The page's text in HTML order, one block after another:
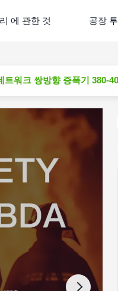
에 관한 것 공장
트워크 쌍방향 증폭기 380-